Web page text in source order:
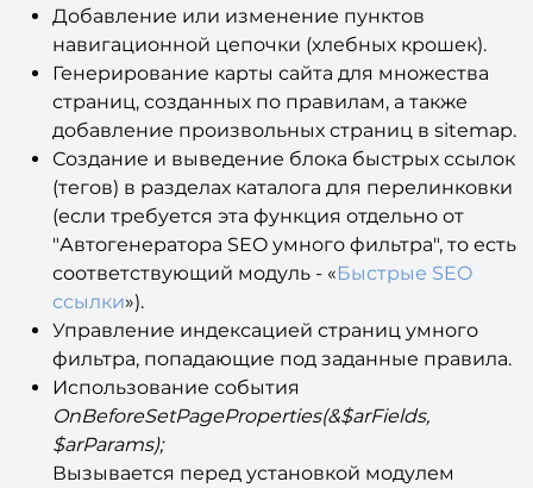
Добавление или изменение пунктов
навигационной цепочки (хлебных крошек).
Генерирование карты сайта для множества
страниц, созданных по правилам, а также
добавление произвольных страниц в sitemap.
Создание и выведение блока быстрых ссылок
(тегов) в разделах каталога для перелинковки
(если требуется эта функция отдельно от
"Автогенератора SEO умного фильтра", то есть
соответствующий модуль - «Быстрые SEO
ссылки»).
Управление индексацией страниц умного
фильтра, попадающие под заданные правила.
Использование события
OnBeforeSetPageProperties(&$arFields,
$arParams);
Вызывается перед установкой модулем